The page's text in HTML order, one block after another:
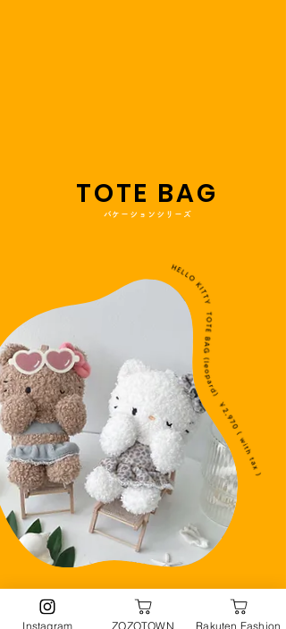
TOTE BAG
バケーションシリーズ
Instagram ZOZOTOWN Rakuten Fashion